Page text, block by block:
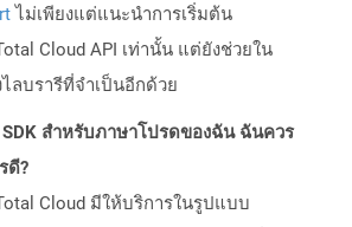
ไม่เพียงแต่แนะนำการเริ่มต้น
Cloud API เท่านั้น แต่ยังช่วยใน
ลบรารีที่จำเป็นอีกด้วย
สำหรับภาษาโปรดของฉัน ฉันควร
ดี?
Cloud มีให้บริการในรูปแบบ